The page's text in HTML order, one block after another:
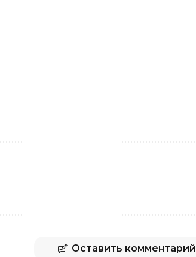
Оставить комментарий